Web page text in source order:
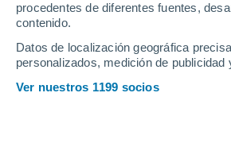
procedentes de diferentes fuentes,
contenido.
Datos de localización geográfica
personalizados, medición de
Ver nuestros 1199 socios
Webcams en Mt.